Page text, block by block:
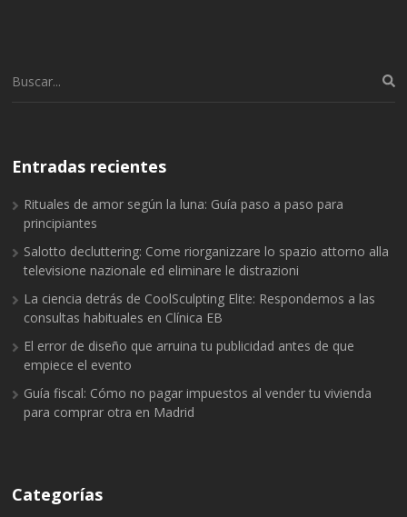
Buscar:
Entradas recientes
Rituales de amor según la luna: Guía paso a paso para
principiantes
Salotto decluttering: Come riorganizzare lo spazio attorno alla
televisione nazionale ed eliminare le distrazioni
La ciencia detrás de CoolSculpting Elite: Respondemos a las
consultas habituales en Clínica EB
El error de diseño que arruina tu publicidad antes de que
empiece el evento
Guía fiscal: Cómo no pagar impuestos al vender tu vivienda
para comprar otra en Madrid
Categorías